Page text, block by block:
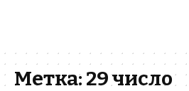
Метка: 29 число